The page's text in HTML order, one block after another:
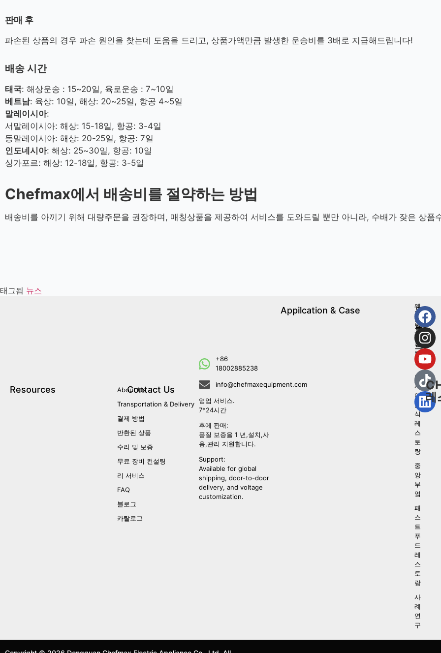
판매 후
파손된 상품의 경우 파손 원인을 찾는데 도움을 드리고, 상품가액만큼 발생한 운송비를 3배로 지급해드립니다!
배송 시간
태국: 해상운송 : 15~20일, 육로운송 : 7~10일
베트남: 육상: 10일, 해상: 20~25일, 항공 4~5일
말레이시아:
서말레이시아: 해상: 15-18일, 항공: 3-4일
동말레이시아: 해상: 20-25일, 항공: 7일
인도네시아: 해상: 25~30일, 항공: 10일
싱가포르: 해상: 12-18일, 항공: 3-5일
Chefmax에서 배송비를 절약하는 방법
배송비를 아끼기 위해 대량주문을 권장하며, 매칭상품을 제공하여 서비스를 도와드릴 뿐만 아니라, 수배가 잦은 상품
태그됨 뉴스
Resources
About Us
Transportation & Delivery
결제 방법
반환된 상품
수리 및 보증
무료 장비 컨설팅
리 서비스
FAQ
블로그
카탈로그
Contact Us
+86
18002885238
info@chefmaxequipment.com
영업 서비스.
7*24시간
후에 판매:
품질 보증을 1 년,설치,사
용,관리 지원합니다.
Support:
Available for global
shipping, door-to-door
delivery, and voltage
customization.
Appilcation & Case
웨
스
턴
레
스
토
랑
아
시
아
음
식
레
스
토
랑
중
앙
부
엌
패
스
트
푸
드
레
스
토
랑
사
례
연
구
우
리
를
따
르
라
레